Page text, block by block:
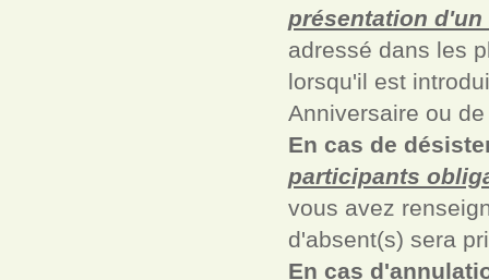
présentation
adressé dans les
lorsqu'il est
Anniversaire ou
En cas de
participants
vous avez
d'absent(s) sera
En cas